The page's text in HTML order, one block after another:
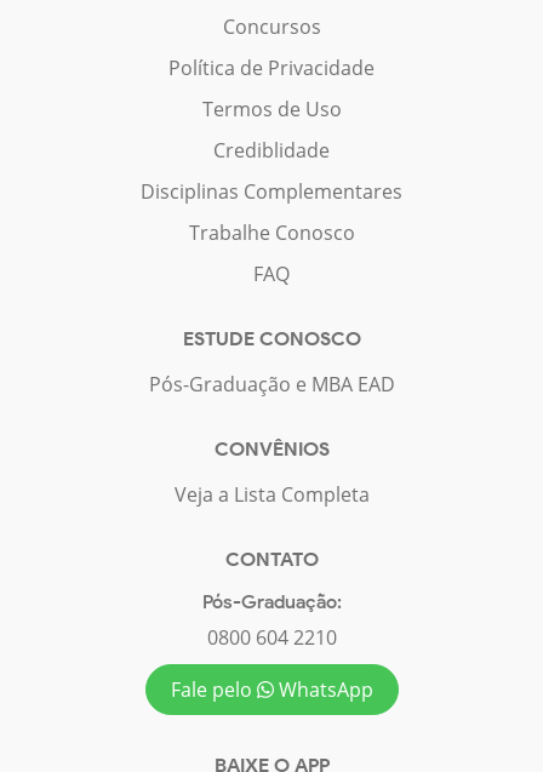
Concursos
Política de Privacidade
Termos de Uso
Crediblidade
Disciplinas Complementares
Trabalhe Conosco
FAQ
ESTUDE CONOSCO
Pós-Graduação e MBA EAD
CONVÊNIOS
Veja a Lista Completa
CONTATO
Pós-Graduação:
0800 604 2210
Fale pelo
WhatsApp
BAIXE O APP